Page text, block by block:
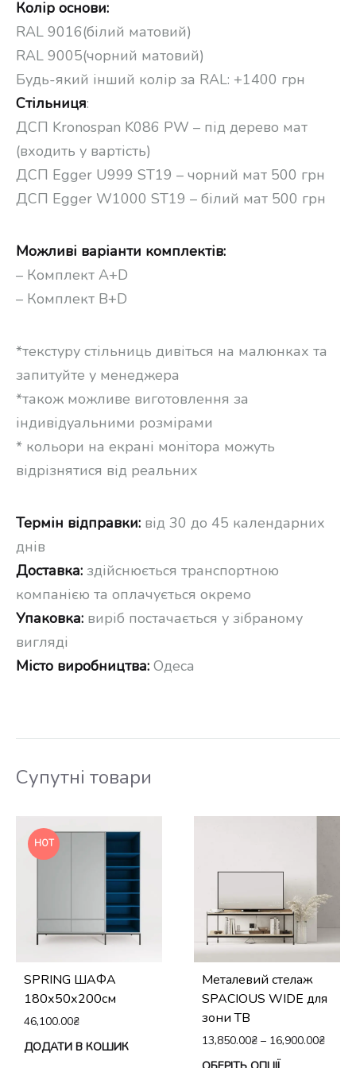
Колір основи:
RAL 9016(білий матовий)
RAL 9005(чорний матовий)
Будь-який інший колір за RAL: +1400 грн
Стільниця:
ДСП Kronospan K086 PW – під дерево мат
(входить у вартість)
ДСП Egger U999 ST19 – чорний мат 500 грн
ДСП Egger W1000 ST19 – білий мат 500 грн
Можливі варіанти комплектів:
– Комплект А+D
– Комплект В+D
*текстуру стільниць дивіться на малюнках та
запитуйте у менеджера
*також можливе виготовлення за
індивідуальними розмірами
* кольори на екрані монітора можуть
відрізнятися від реальних
Термін відправки: від 30 до 45 календарних
днів
Доставка: здійснюється транспортною
компанією та оплачується окремо
Упаковка: виріб постачається у зібраному
вигляді
Місто виробництва: Одеса
Супутні товари
HOT
SPRING ШАФА
180х50х200см
46,100.00₴
ДОДАТИ В КОШИК
Металевий стелаж
SPACIOUS WIDE для
зони ТВ
13,850.00₴ – 16,900.00₴